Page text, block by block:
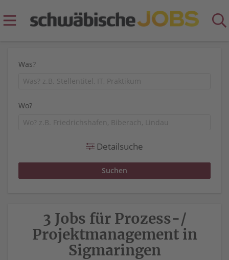
Was?
Wo?
Detailsuche
3 Jobs für Prozess-/
Projektmanagement in
Sigmaringen